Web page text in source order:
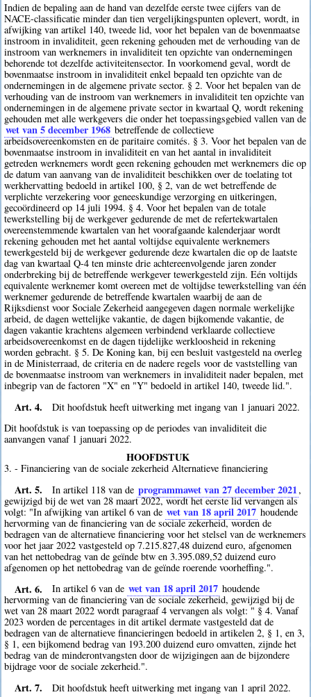
Indien de bepaling aan de hand van dezelfde eerste twee cijfers van de
NACE-classificatie minder dan tien vergelijkingspunten oplevert, wordt, in
afwijking van artikel 140, tweede lid, voor het bepalen van de bovenmaatse
instroom in invaliditeit, geen rekening gehouden met de verhouding van de
instroom van werknemers in invaliditeit ten opzichte van ondernemingen
behorende tot dezelfde activiteitensector. In voorkomend geval, wordt de
bovenmaatse instroom in invaliditeit enkel bepaald ten opzichte van de
ondernemingen in de algemene private sector. § 2. Voor het bepalen van de
verhouding van de instroom van werknemers in invaliditeit ten opzichte van
ondernemingen in de algemene private sector in kwartaal Q, wordt rekening
gehouden met alle werkgevers die onder het toepassingsgebied vallen van de
wet van 5 december 1968 betreffende de collectieve
arbeidsovereenkomsten en de paritaire comités. § 3. Voor het bepalen van de
bovenmaatse instroom in invaliditeit en van het aantal in invaliditeit
getreden werknemers wordt geen rekening gehouden met werknemers die op
de datum van aanvang van de invaliditeit beschikken over de toelating tot
werkhervatting bedoeld in artikel 100, § 2, van de wet betreffende de
verplichte verzekering voor geneeskundige verzorging en uitkeringen,
gecoördineerd op 14 juli 1994. § 4. Voor het bepalen van de totale
tewerkstelling bij de werkgever gedurende de met de refertekwartalen
overeenstemmende kwartalen van het voorafgaande kalenderjaar wordt
rekening gehouden met het aantal voltijdse equivalente werknemers
tewerkgesteld bij de werkgever gedurende deze kwartalen die op de laatste
dag van kwartaal Q-4 ten minste drie achtereenvolgende jaren zonder
onderbreking bij de betreffende werkgever tewerkgesteld zijn. Eén voltijds
equivalente werknemer komt overeen met de voltijdse tewerkstelling van één
werknemer gedurende de betreffende kwartalen waarbij de aan de
Rijksdienst voor Sociale Zekerheid aangegeven dagen normale werkelijke
arbeid, de dagen wettelijke vakantie, de dagen bijkomende vakantie, de
dagen vakantie krachtens algemeen verbindend verklaarde collectieve
arbeidsovereenkomst en de dagen tijdelijke werkloosheid in rekening
worden gebracht. § 5. De Koning kan, bij een besluit vastgesteld na overleg
in de Ministerraad, de criteria en de nadere regels voor de vaststelling van
de bovenmaatse instroom van werknemers in invaliditeit nader bepalen, met
inbegrip van de factoren "X" en "Y" bedoeld in artikel 140, tweede lid.".
Art. 4.
Dit hoofdstuk heeft uitwerking met ingang van 1 januari 2022.
Dit hoofdstuk is van toepassing op de periodes van invaliditeit die
aanvangen vanaf 1 januari 2022.
HOOFDSTUK
3. - Financiering van de sociale zekerheid Alternatieve financiering
Art. 5. In artikel 118 van de programmawet van 27 december 2021,
gewijzigd bij de wet van 28 maart 2022, wordt het eerste lid vervangen als
volgt: "In afwijking van artikel 6 van de wet van 18 april 2017 houdende
hervorming van de financiering van de sociale zekerheid, worden de
bedragen van de alternatieve financiering voor het stelsel van de werknemers
voor het jaar 2022 vastgesteld op 7.215.827,48 duizend euro, afgenomen
van het nettobedrag van de geïnde btw en 3.395.089,52 duizend euro
afgenomen op het nettobedrag van de geïnde roerende voorheffing.".
Art. 6. In artikel 6 van de wet van 18 april 2017 houdende
hervorming van de financiering van de sociale zekerheid, gewijzigd bij de
wet van 28 maart 2022 wordt paragraaf 4 vervangen als volgt: " § 4. Vanaf
2023 worden de percentages in dit artikel dermate vastgesteld dat de
bedragen van de alternatieve financieringen bedoeld in artikelen 2, § 1, en 3,
§ 1, een bijkomend bedrag van 193.200 duizend euro omvatten, zijnde het
bedrag van de minderontvangsten door de wijzigingen aan de bijzondere
bijdrage voor de sociale zekerheid.".
Art. 7. Dit hoofdstuk heeft uitwerking met ingang van 1 april 2022.